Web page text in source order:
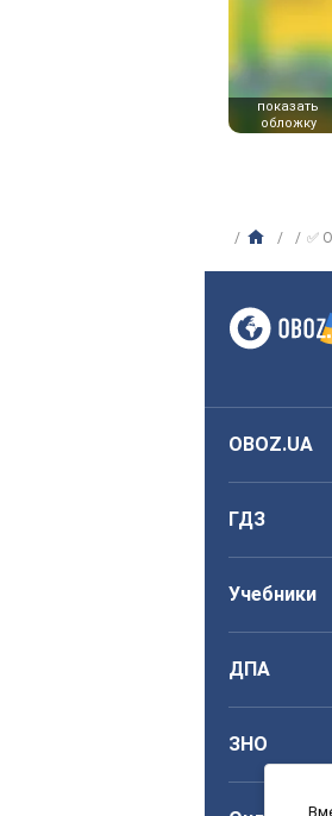
показать
обложку
✅
OBOZ.UA
ГДЗ
Учебники
ДПА
ЗНО